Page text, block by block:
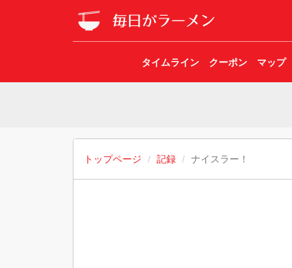
タイムライン クーポン マップ
トップページ 記録 ナイスラー！